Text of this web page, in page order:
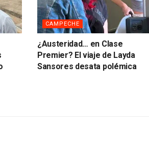
CAMPECHE
¿Austeridad… en Clase
Premier? El viaje de Layda
Sansores desata polémica